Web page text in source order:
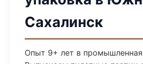
Сахалинск
Опыт 9+ лет в промышленная